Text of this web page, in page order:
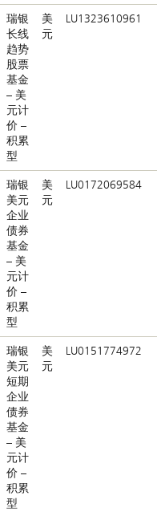
瑞银
长线
趋势
股票
基金
– 美
元计
价 –
积累
型
美
元
LU1323610961
瑞银
美元
企业
债券
基金
– 美
元计
价 –
积累
型
美
元
LU0172069584
瑞银
美元
短期
企业
债券
基金
– 美
元计
价 –
积累
型
美
元
LU0151774972